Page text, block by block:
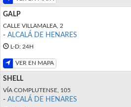
GALP
CALLE VILLAMALEA, 2
- ALCALÁ DE HENARES
L-D: 24H
VER EN MAPA
SHELL
VÍA COMPLUTENSE, 105
- ALCALÁ DE HENARES